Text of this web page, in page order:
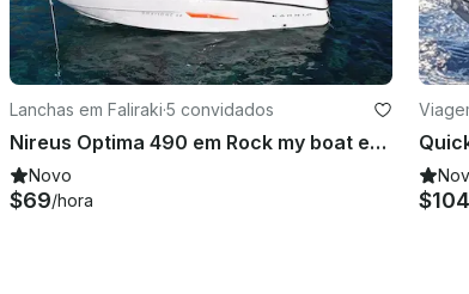
Lanchas em Faliraki·5 convidados
Nireus Optima 490 em Rock my boat em Rhodes
Novo
$69/hora $104